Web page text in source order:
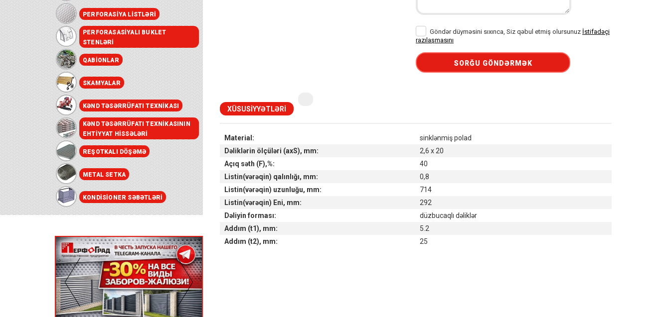
PERFORASIYA LISTLƏRI
PERFORASASIYALI BUKLET
STENLƏRI
QABIONLAR
SKAMYALAR
KƏND TƏSƏRRÜFATI TEXNIKASI
KƏND TƏSƏRRÜFATI TEXNIKASININ
EHTIYYAT HISSƏLƏRI
REŞOTKALI DÖŞƏMƏ
METAL SETKA
KONDISIONER SƏBƏTLƏRI
Göndər düyməsini sıxınca, Siz qəbul etmiş olursunuz İstifadəçi
razılaşmasını
SORĞU GÖNDƏRMƏK
XÜSUSIYYƏTLƏRI
Material:
sinklənmiş polad
Dəliklərin ölçüləri (axS), mm:
2,6 x 20
Açıq səth (F),%:
40
Listin(vərəqin) qalınlığı, mm:
0,8
Listin(vərəqin) uzunluğu, mm:
714
Listin(vərəqin) Eni, mm:
292
Dəliyin forması:
düzbucaqlı dəliklər
Addım (t1), mm:
5.2
Addım (t2), mm:
25